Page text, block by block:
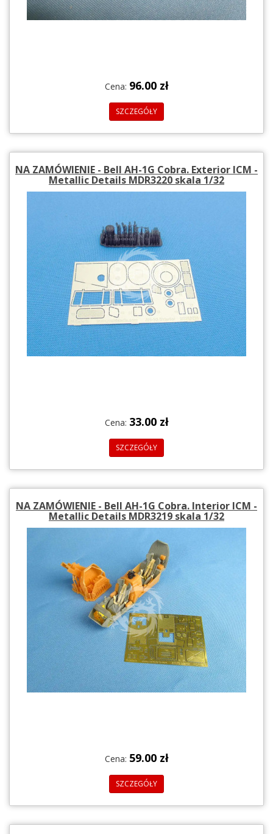
Cena: 96.00 zł
SZCZEGÓŁY
NA ZAMÓWIENIE - Bell AH-1G Cobra. Exterior ICM -
Metallic Details MDR3220 skala 1/32
Cena: 33.00 zł
SZCZEGÓŁY
NA ZAMÓWIENIE - Bell AH-1G Cobra. Interior ICM -
Metallic Details MDR3219 skala 1/32
Cena: 59.00 zł
SZCZEGÓŁY